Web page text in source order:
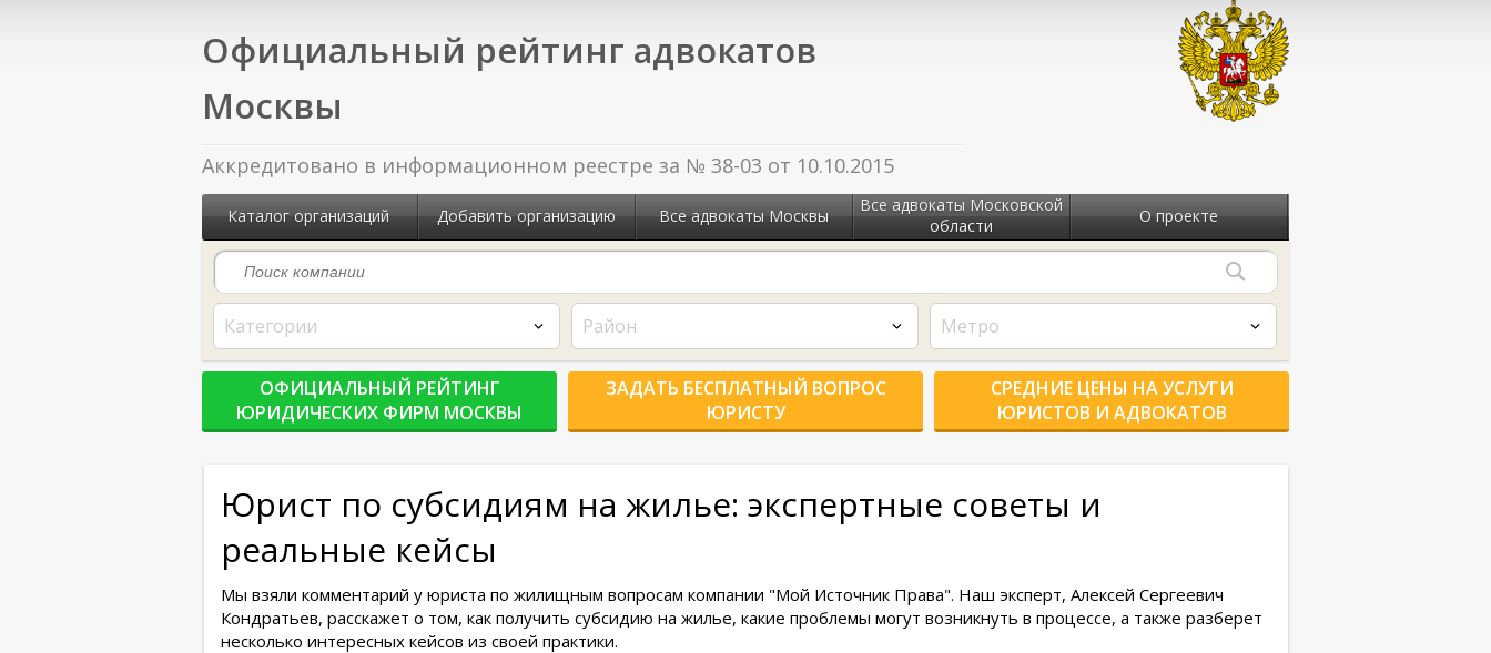
Официальный рейтинг адвокатов
Москвы
Аккредитовано в информационном реестре за № 38-03 от 10.10.2015
Каталог организаций Добавить организацию Все адвокаты Москвы
Все адвокаты Московской
области
О проекте
Категории Район Метро
ОФИЦИАЛЬНЫЙ РЕЙТИНГ
ЮРИДИЧЕСКИХ ФИРМ МОСКВЫ
ЗАДАТЬ БЕСПЛАТНЫЙ ВОПРОС
ЮРИСТУ
СРЕДНИЕ ЦЕНЫ НА УСЛУГИ
ЮРИСТОВ И АДВОКАТОВ
Юрист по субсидиям на жилье: экспертные советы и
реальные кейсы
Мы взяли комментарий у юриста по жилищным вопросам компании "Мой Источник Права". Наш эксперт, Алексей Сергеевич
Кондратьев, расскажет о том, как получить субсидию на жилье, какие проблемы могут возникнуть в процессе, а также разберет
несколько интересных кейсов из своей практики.